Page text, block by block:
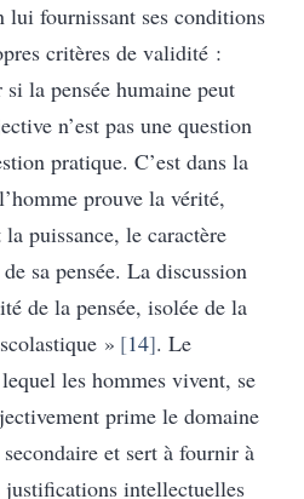
lui fournissant ses conditions
critères de validité :
la pensée humaine peut
n’est pas une question
pratique. C’est dans la
prouve la vérité,
puissance, le caractère
sa pensée. La discussion
de la pensée, isolée de la
» 14 . Le
les hommes vivent, se
prime le domaine
et sert à fournir à
justifications intellectuelles